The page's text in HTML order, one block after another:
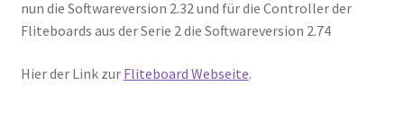
nun die Softwareversion 2.32 und für die Controller der
Fliteboards aus der Serie 2 die Softwareversion 2.74
Hier der Link zur Fliteboard Webseite.